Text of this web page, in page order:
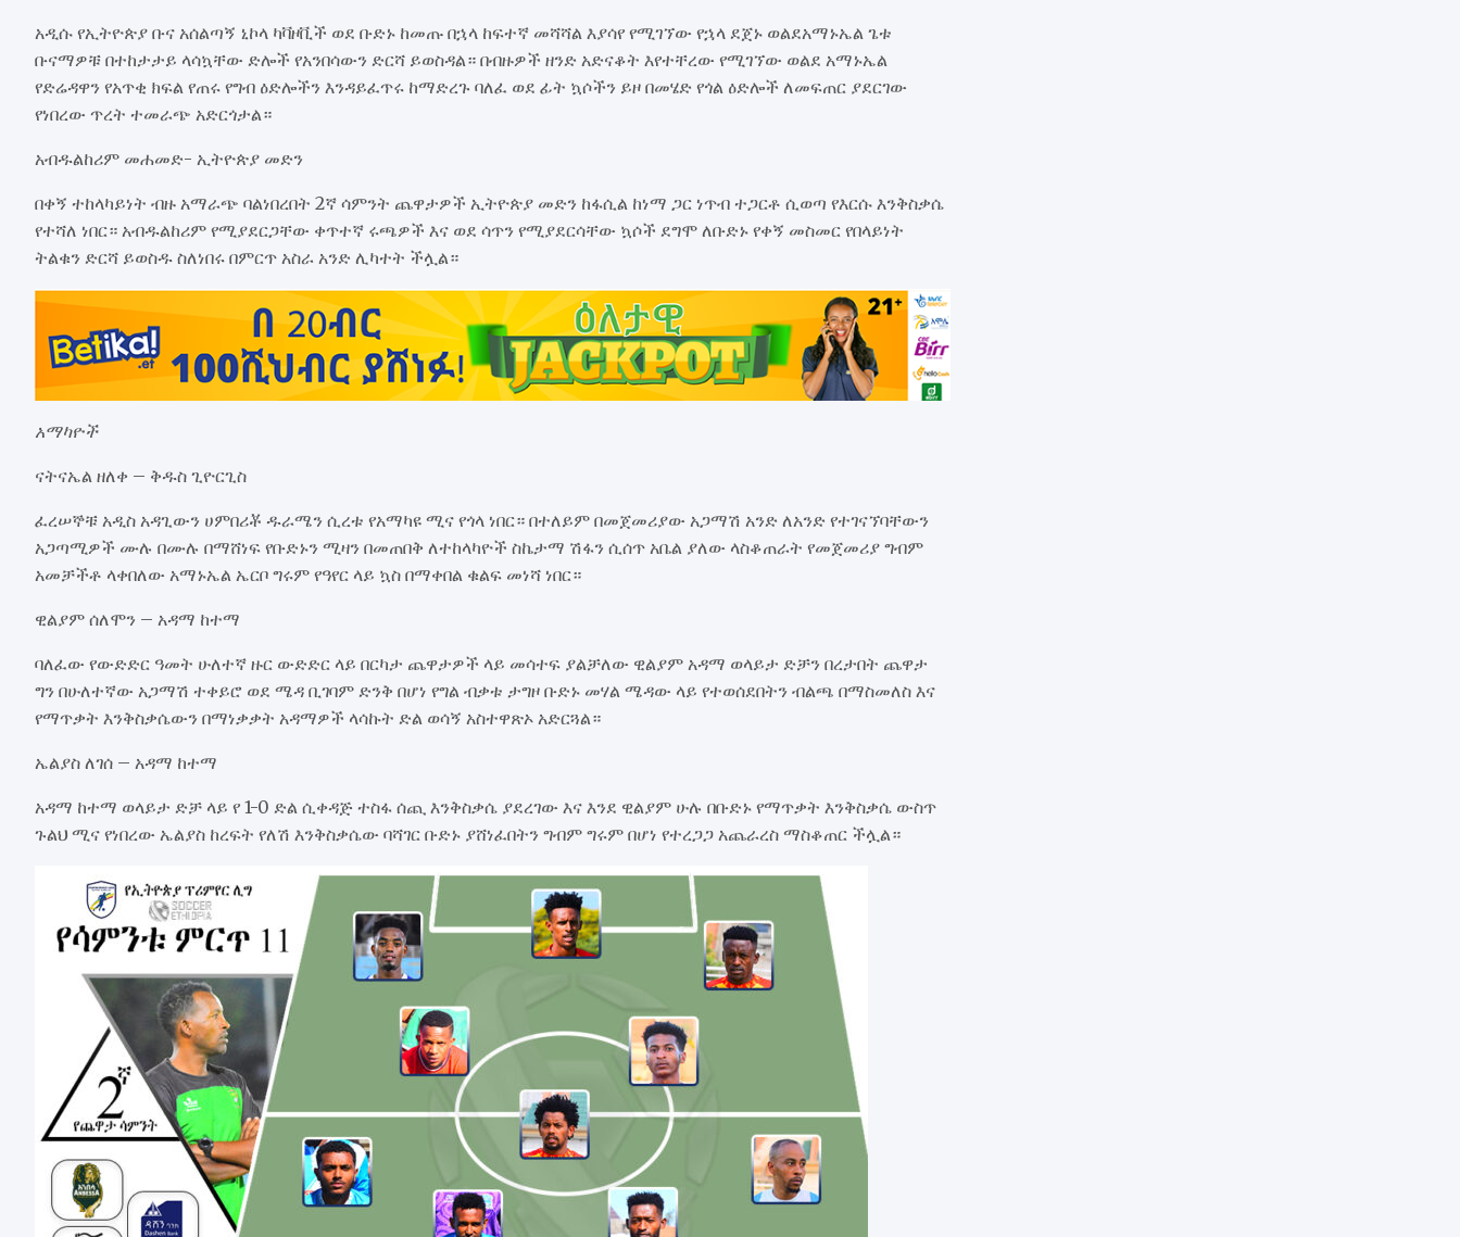
አዲሱ የኢትዮጵያ ቡና አሰልጣኝ ኒኮላ ካቫዞቪች ወደ ቡድኑ ከመጡ በኋላ ከፍተኛ መሻሻል እያሳየ የሚገኘው የኋላ ደጀኑ ወልደአማኑኤል ጌቱ
ቡናማዎቹ በተከታታይ ላሳኳቸው ድሎች የአንበሳውን ድርሻ ይወስዳል። በብዙዎች ዘንድ አድናቆት እየተቸረው የሚገኘው ወልደ አማኑኤል
የድሬዳዋን የአጥቂ ክፍል የጠሩ የግብ ዕድሎችን እንዳይፈጥሩ ከማድረጉ ባለፈ ወደ ፊት ኳሶችን ይዞ በመሄድ የጎል ዕድሎች ለመፍጠር ያደርገው
የነበረው ጥረት ተመራጭ አድርጎታል።
አብዱልከሪም መሐመድ- ኢትዮጵያ መድን
በቀኝ ተከላካይነት ብዙ አማራጭ ባልነበረበት 2ኛ ሳምንት ጨዋታዎች ኢትዮጵያ መድን ከፋሲል ከነማ ጋር ነጥብ ተጋርቶ ሲወጣ የእርሱ እንቅስቃሴ
የተሻለ ነበር። አብዱልከሪም የሚያደርጋቸው ቀጥተኛ ሩጫዎች እና ወደ ሳጥን የሚያደርሳቸው ኳሶች ደግሞ ለቡድኑ የቀኝ መስመር የበላይነት
ትልቁን ድርሻ ይወስዱ ስለነበሩ በምርጥ አስራ አንድ ሊካተት ችሏል።
አማካዮች
ናትናኤል ዘለቀ – ቅዱስ ጊዮርጊስ
ፈረሠኞቹ አዲስ አዳጊውን ሀምበሪቾ ዱራሜን ሲረቱ የአማካዩ ሚና የጎላ ነበር። በተለይም በመጀመሪያው አጋማሽ አንድ ለአንድ የተገናኘባቸውን
አጋጣሚዎች ሙሉ በሙሉ በማሸነፍ የቡድኑን ሚዛን በመጠበቅ ለተከላካዮች ስኬታማ ሽፋን ሲሰጥ አቤል ያለው ላስቆጠራት የመጀመሪያ ግብም
አመቻችቶ ላቀበለው አማኑኤል ኤርቦ ግሩም የዓየር ላይ ኳስ በማቀበል ቁልፍ መነሻ ነበር።
ዊልያም ሰለሞን – አዳማ ከተማ
ባለፈው የውድድር ዓመት ሁለተኛ ዙር ውድድር ላይ በርካታ ጨዋታዎች ላይ መሳተፍ ያልቻለው ዊልያም አዳማ ወላይታ ድቻን በረታበት ጨዋታ
ግን በሁለተኛው አጋማሽ ተቀይሮ ወደ ሜዳ ቢገባም ድንቅ በሆነ የግል ብቃቱ ታግዞ ቡድኑ መሃል ሜዳው ላይ የተወሰደበትን ብልጫ በማስመለስ እና
የማጥቃት እንቅስቃሴውን በማነቃቃት አዳማዎች ላሳኩት ድል ወሳኝ አስተዋጽኦ አድርጓል።
ኤልያስ ለገሰ – አዳማ ከተማ
አዳማ ከተማ ወላይታ ድቻ ላይ የ 1-0 ድል ሲቀዳጅ ተስፋ ሰጪ እንቅስቃሴ ያደረገው እና እንደ ዊልያም ሁሉ በቡድኑ የማጥቃት እንቅስቃሴ ውስጥ
ጉልህ ሚና የነበረው ኤልያስ ከረፍት የለሽ እንቅስቃሴው ባሻገር ቡድኑ ያሸነፈበትን ግብም ግሩም በሆነ የተረጋጋ አጨራረስ ማስቆጠር ችሏል።